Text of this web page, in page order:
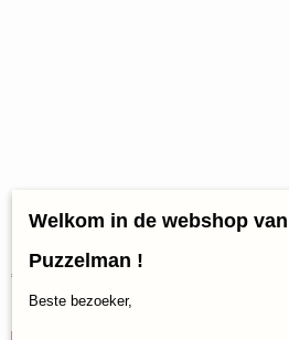
€ 16,95
Welkom in de webshop
Puzzelman !
Beste bezoeker,